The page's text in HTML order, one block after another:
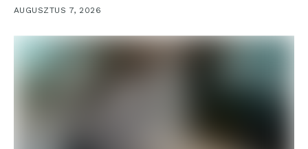
AUGUSZTUS 7, 2026